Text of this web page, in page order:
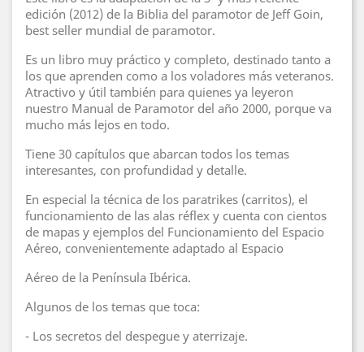
edición (2012) de la Biblia del paramotor de Jeff Goin,
best seller mundial de paramotor.
Es un libro muy práctico y completo, destinado tanto a
los que aprenden como a los voladores más veteranos.
Atractivo y útil también para quienes ya leyeron
nuestro Manual de Paramotor del año 2000, porque va
mucho más lejos en todo.
Tiene 30 capítulos que abarcan todos los temas
interesantes, con profundidad y detalle.
En especial la técnica de los paratrikes (carritos), el
funcionamiento de las alas réflex y cuenta con cientos
de mapas y ejemplos del Funcionamiento del Espacio
Aéreo, convenientemente adaptado al Espacio
Aéreo de la Península Ibérica.
Algunos de los temas que toca:
- Los secretos del despegue y aterrizaje.